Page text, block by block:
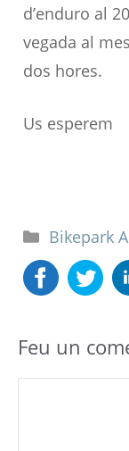
d’enduro al
vegada al
dos hores.
Us esperem
Categories
Bikepark
Feu un